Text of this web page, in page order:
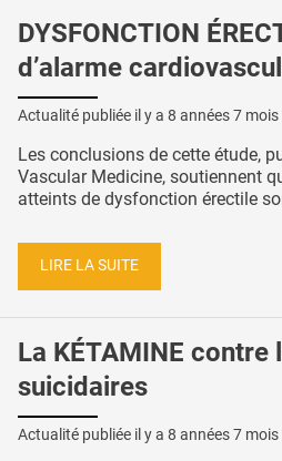
DYSFONCTION
d’alarme
Actualité publiée il y a 8 années 7 mois
Les conclusions de cette étude,
Vascular Medicine, soutiennent
atteints de dysfonction érectile
LIRE LA SUITE
La KÉTAMINE contre
suicidaires
Actualité publiée il y a 8 années 7 mois